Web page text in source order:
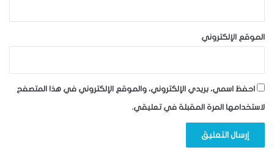
الموقع الإلكتروني
احفظ اسمي، بريدي الإلكتروني، والموقع الإلكتروني في هذا المتصفح
لاستخدامها المرة المقبلة في تعليقي.